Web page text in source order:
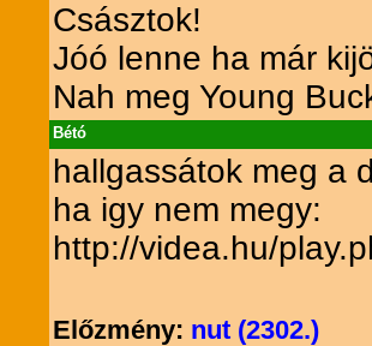
Császtok!
Jóó lenne ha már
Nah meg Young
Bétó
hallgassátok meg a
ha igy nem megy:
http://videa.hu/
Előzmény: nut (2302.)